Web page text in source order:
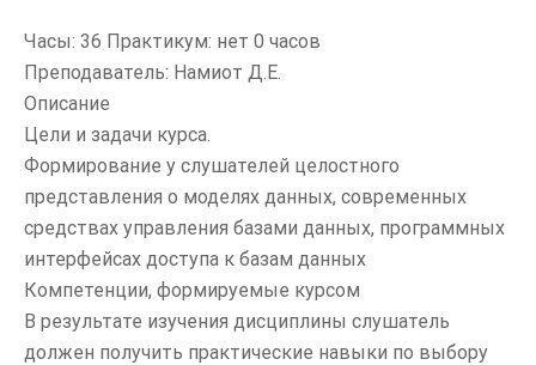
компьютерных
технологий (очно-
заочная)
ТЕХНОЛОГИИ
1 семестр –
Дискретные
структуры
Часы: 36 Практикум: нет 0 часов
Преподаватель: Намиот Д.Е.
Описание
Цели и задачи курса.
Формирование у слушателей целостного
представления о моделях данных, современных
средствах управления базами данных, программных
интерфейсах доступа к базам данных
Компетенции, формируемые курсом
В результате изучения дисциплины слушатель
должен получить практические навыки по выбору
Главная
Курсы
Дополнительное образование на ВМК
Мероприятия
Контакты